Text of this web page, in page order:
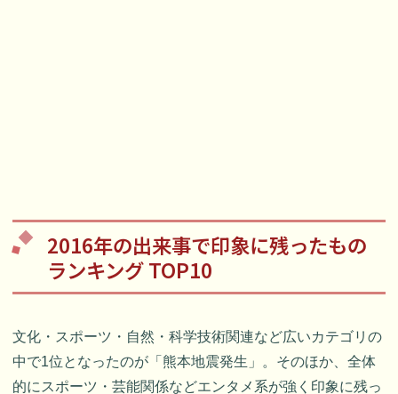
2016年の出来事で印象に残ったもの
ランキング TOP10
文化・スポーツ・自然・科学技術関連など広いカテゴリの
中で1位となったのが「熊本地震発生」。そのほか、全体
的にスポーツ・芸能関係などエンタメ系が強く印象に残っ